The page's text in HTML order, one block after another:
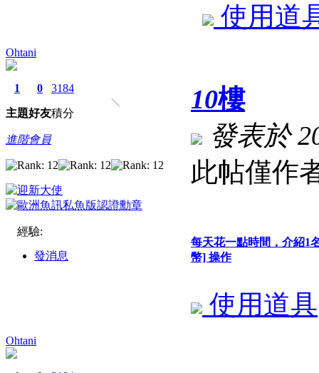
使用道
Ohtani
1
主題
0
好友
3184
積分
進階會員
經驗:
發消息
10樓
發表於
此帖僅作
每天花一點時間，介紹1
幣] 操作
使用道具
Ohtani